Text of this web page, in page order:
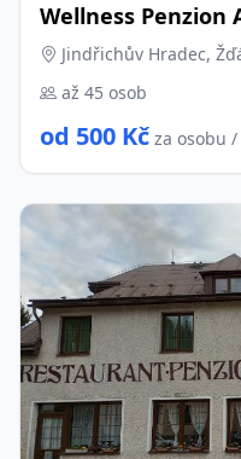
Wellness Penzion
Jindřichův Hradec,
až 45 osob
od 500 Kč za osobu /